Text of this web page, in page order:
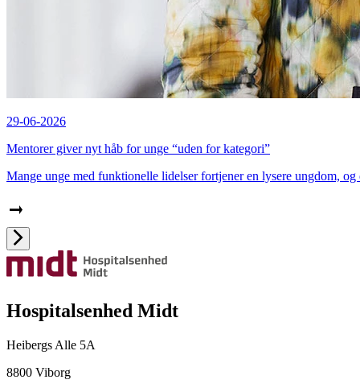
29-06-2026
Mentorer giver nyt håb for unge “uden for kategori”
Mange unge med funktionelle lidelser fortjener en lysere ungdom,
Hospitalsenhed Midt
Heibergs Alle 5A
8800 Viborg